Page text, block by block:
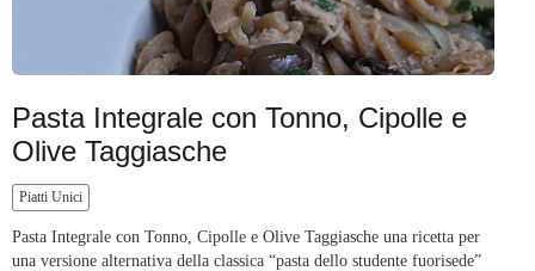
Pasta Integrale con Tonno, Cipolle e
Olive Taggiasche
Piatti Unici
Pasta Integrale con Tonno, Cipolle e Olive Taggiasche una ricetta per
una versione alternativa della classica “pasta dello studente fuorisede”